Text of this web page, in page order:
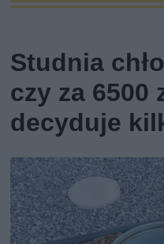
Studnia
czy za 6500
decyduje